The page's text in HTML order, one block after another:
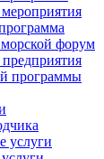
форум
программы
услуги